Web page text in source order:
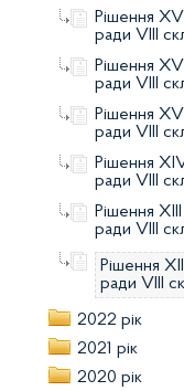
Рішення
ради VІIІ
Рішення
ради VІIІ
Рішення XV
ради VІIІ
Рішення
ради VІIІ
Рішення XIII
ради VІIІ
Рішення XII
ради VІIІ
2022 рік
2021 рік
2020 рік